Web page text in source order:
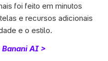
foi feito em minutos
e recursos adicionais
e o estilo.
AI >